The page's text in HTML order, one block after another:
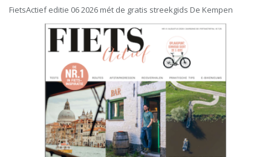
FietsActief editie 06 2026 mét de gratis streekgids De Kempen